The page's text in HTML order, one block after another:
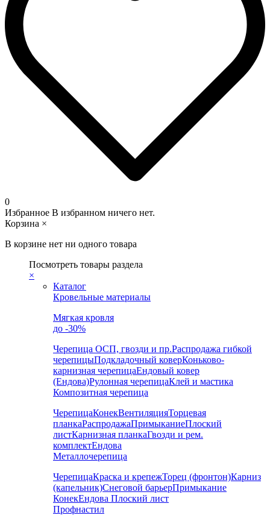
0
Избранное В избранном ничего нет.
Корзина ×
В корзине нет ни одного товара
Посмотреть товары раздела
×
Каталог
Кровельные материалы
Мягкая кровля
до -30%
Черепица ОСП, гвозди и пр.Распродажа гибкой
черепицыПодкладочный коверКоньково-
карнизная черепицаЕндовый ковер
(Ендова)Рулонная черепицаКлей и мастика
Композитная черепица
ЧерепицаКонекВентиляцияТорцевая
планкаРаспродажаПримыканиеПлоский
листКарнизная планкаГвозди и рем.
комплектЕндова
Металлочерепица
ЧерепицаКраска и крепежТорец (фронтон)Карниз
(капельник)Снеговой барьерПримыкание
КонекЕндова Плоский лист
Профнастил